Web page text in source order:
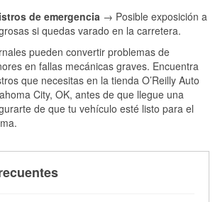
de emergencia → Posible exposición a
si quedas varado en la carretera.
pueden convertir problemas de
en fallas mecánicas graves. Encuentra
que necesitas en la tienda O’Reilly Auto
City, OK, antes de que llegue una
de que tu vehículo esté listo para el